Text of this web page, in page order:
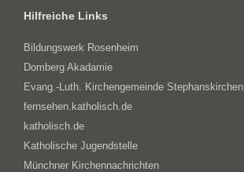
Hilfreiche Links
Bildungswerk Rosenheim
Domberg Akadamie
Evang.-Luth. Kirchengemeinde Stephanskirchen
fernsehen.katholisch.de
katholisch.de
Katholische Jugendstelle
Münchner Kirchennachrichten